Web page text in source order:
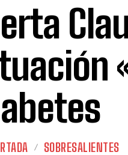
SOBRESALIENTES